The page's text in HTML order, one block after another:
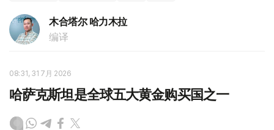
木合塔尔 哈力木拉
编译
08:31, 31 7月 2026
哈萨克斯坦是全球五大黄金购买国之一